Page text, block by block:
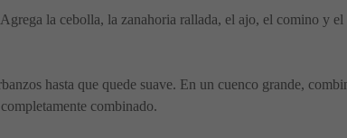
la cebolla, la zanahoria rallada, el ajo, el comino y
hasta que quede suave. En un cuenco grande,
combinado.